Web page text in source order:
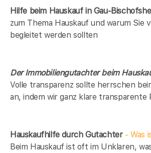
Hilfe beim Hauskauf in Gau-
zum Thema Hauskauf und warum Sie
begleitet werden sollten
Der Immobiliengutachter beim
Volle transparenz sollte herrschen
an, indem wir ganz klare transparente
Hauskaufhilfe durch Gutachter- Was
Beim Hauskauf ist oft im Unklaren,